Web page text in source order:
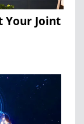
Your Joint